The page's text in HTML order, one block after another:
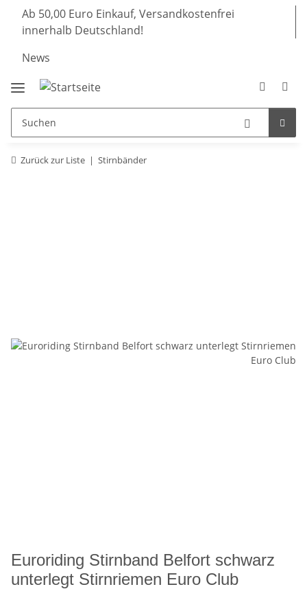
Ab 50,00 Euro Einkauf, Versandkostenfrei
innerhalb Deutschland!
News
Zurück zur Liste Stirnbänder
Euroriding Stirnband Belfort schwarz
unterlegt Stirnriemen Euro Club